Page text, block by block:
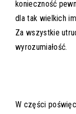
konieczność
dla tak wielkich
Za wszystkie
wyrozumiałość.
W części